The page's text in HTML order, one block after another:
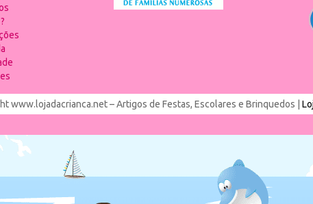
www.lojadacrianca.net – Artigos de Festas, Escolares e Brinquedos |